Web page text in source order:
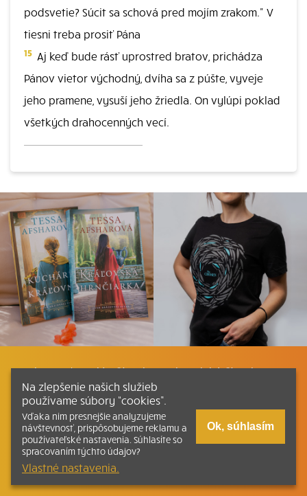
podsvetie? Súcit sa schová pred mojím zrakom." V
tiesni treba prosiť Pána
15 Aj keď bude rásť uprostred bratov, prichádza
Pánov vietor východný, dvíha sa z púšte, vyveje
jeho pramene, vysuší jeho žriedla. On vylúpi poklad
všetkých drahocenných vecí.
Listovať Plán čítania Liturgické čítania
Kontakt Ako čítať bibliu Katechizmus
Tlačená verzia Písma
© 2026 svatepismo.sk |
funguje aj vďaka kresťanskému kníhkupectvu
Na zlepšenie našich služieb
používame súbory “cookies”.
Vďaka nim presnejšie analyzujeme
návštevnosť, prispôsobujeme reklamu a
používateľské nastavenia. Súhlasíte so
spracovaním týchto údajov?
Vlastné nastavenia.
Ok, súhlasím